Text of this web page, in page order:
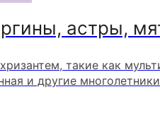
астры,
такие как
и другие